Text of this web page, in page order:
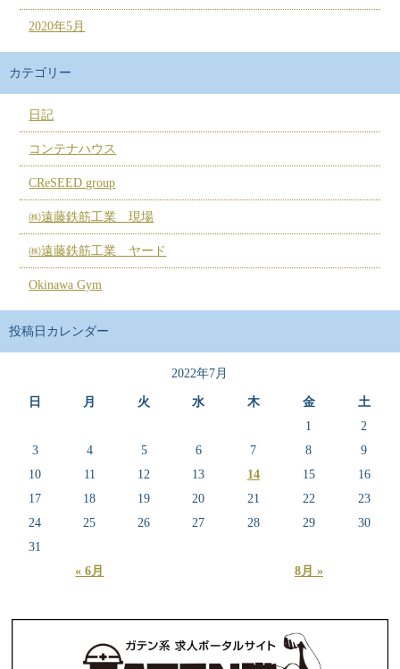
2020年5月
カテゴリー
日記
コンテナハウス
CReSEED group
㈱遠藤鉄筋工業 現場
㈱遠藤鉄筋工業 ヤード
Okinawa Gym
投稿日カレンダー
2022年7月
日 月 火 水 木 金 土
« 6月 8月 »
1
2
3
4 5 6 7 8
9
10
11 12 13 14 15
16
17
18 19 20 21 22
23
24
25 26 27 28 29
30
31